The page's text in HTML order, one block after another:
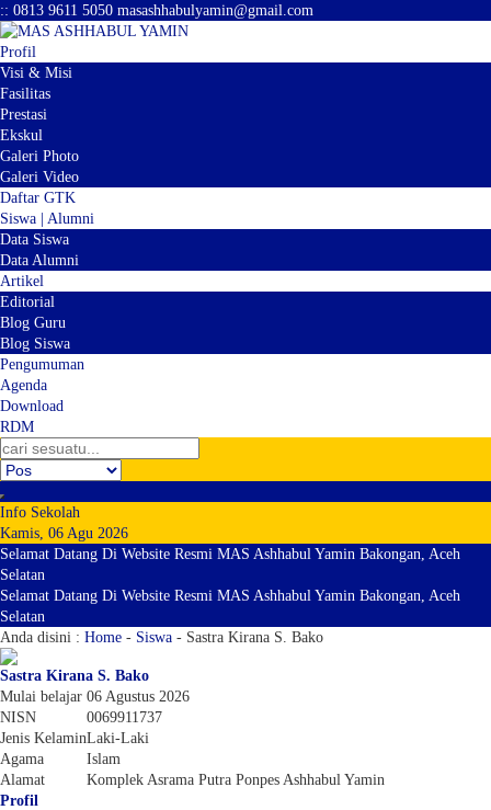
:: 0813 9611 5050 masashhabulyamin@gmail.com
Profil
Visi & Misi
Fasilitas
Prestasi
Ekskul
Galeri Photo
Galeri Video
Daftar GTK
Siswa | Alumni
Data Siswa
Data Alumni
Artikel
Editorial
Blog Guru
Blog Siswa
Pengumuman
Agenda
Download
RDM
Info Sekolah
Kamis, 06 Agu 2026
Selamat Datang Di Website Resmi MAS Ashhabul Yamin Bakongan, Aceh
Selatan
Selamat Datang Di Website Resmi MAS Ashhabul Yamin Bakongan, Aceh
Selatan
Anda disini : Home - Siswa - Sastra Kirana S. Bako
Sastra Kirana S. Bako
Mulai belajar 06 Agustus 2026
NISN
0069911737
Jenis KelaminLaki-Laki
Agama
Islam
Alamat
Komplek Asrama Putra Ponpes Ashhabul Yamin
Profil